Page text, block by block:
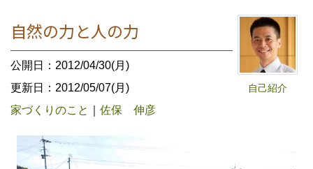
自己紹介
自然の力と人の力
公開日：2012/04/30(月)
更新日：2012/05/07(月)
家づくりのこと
佐保 伸彦